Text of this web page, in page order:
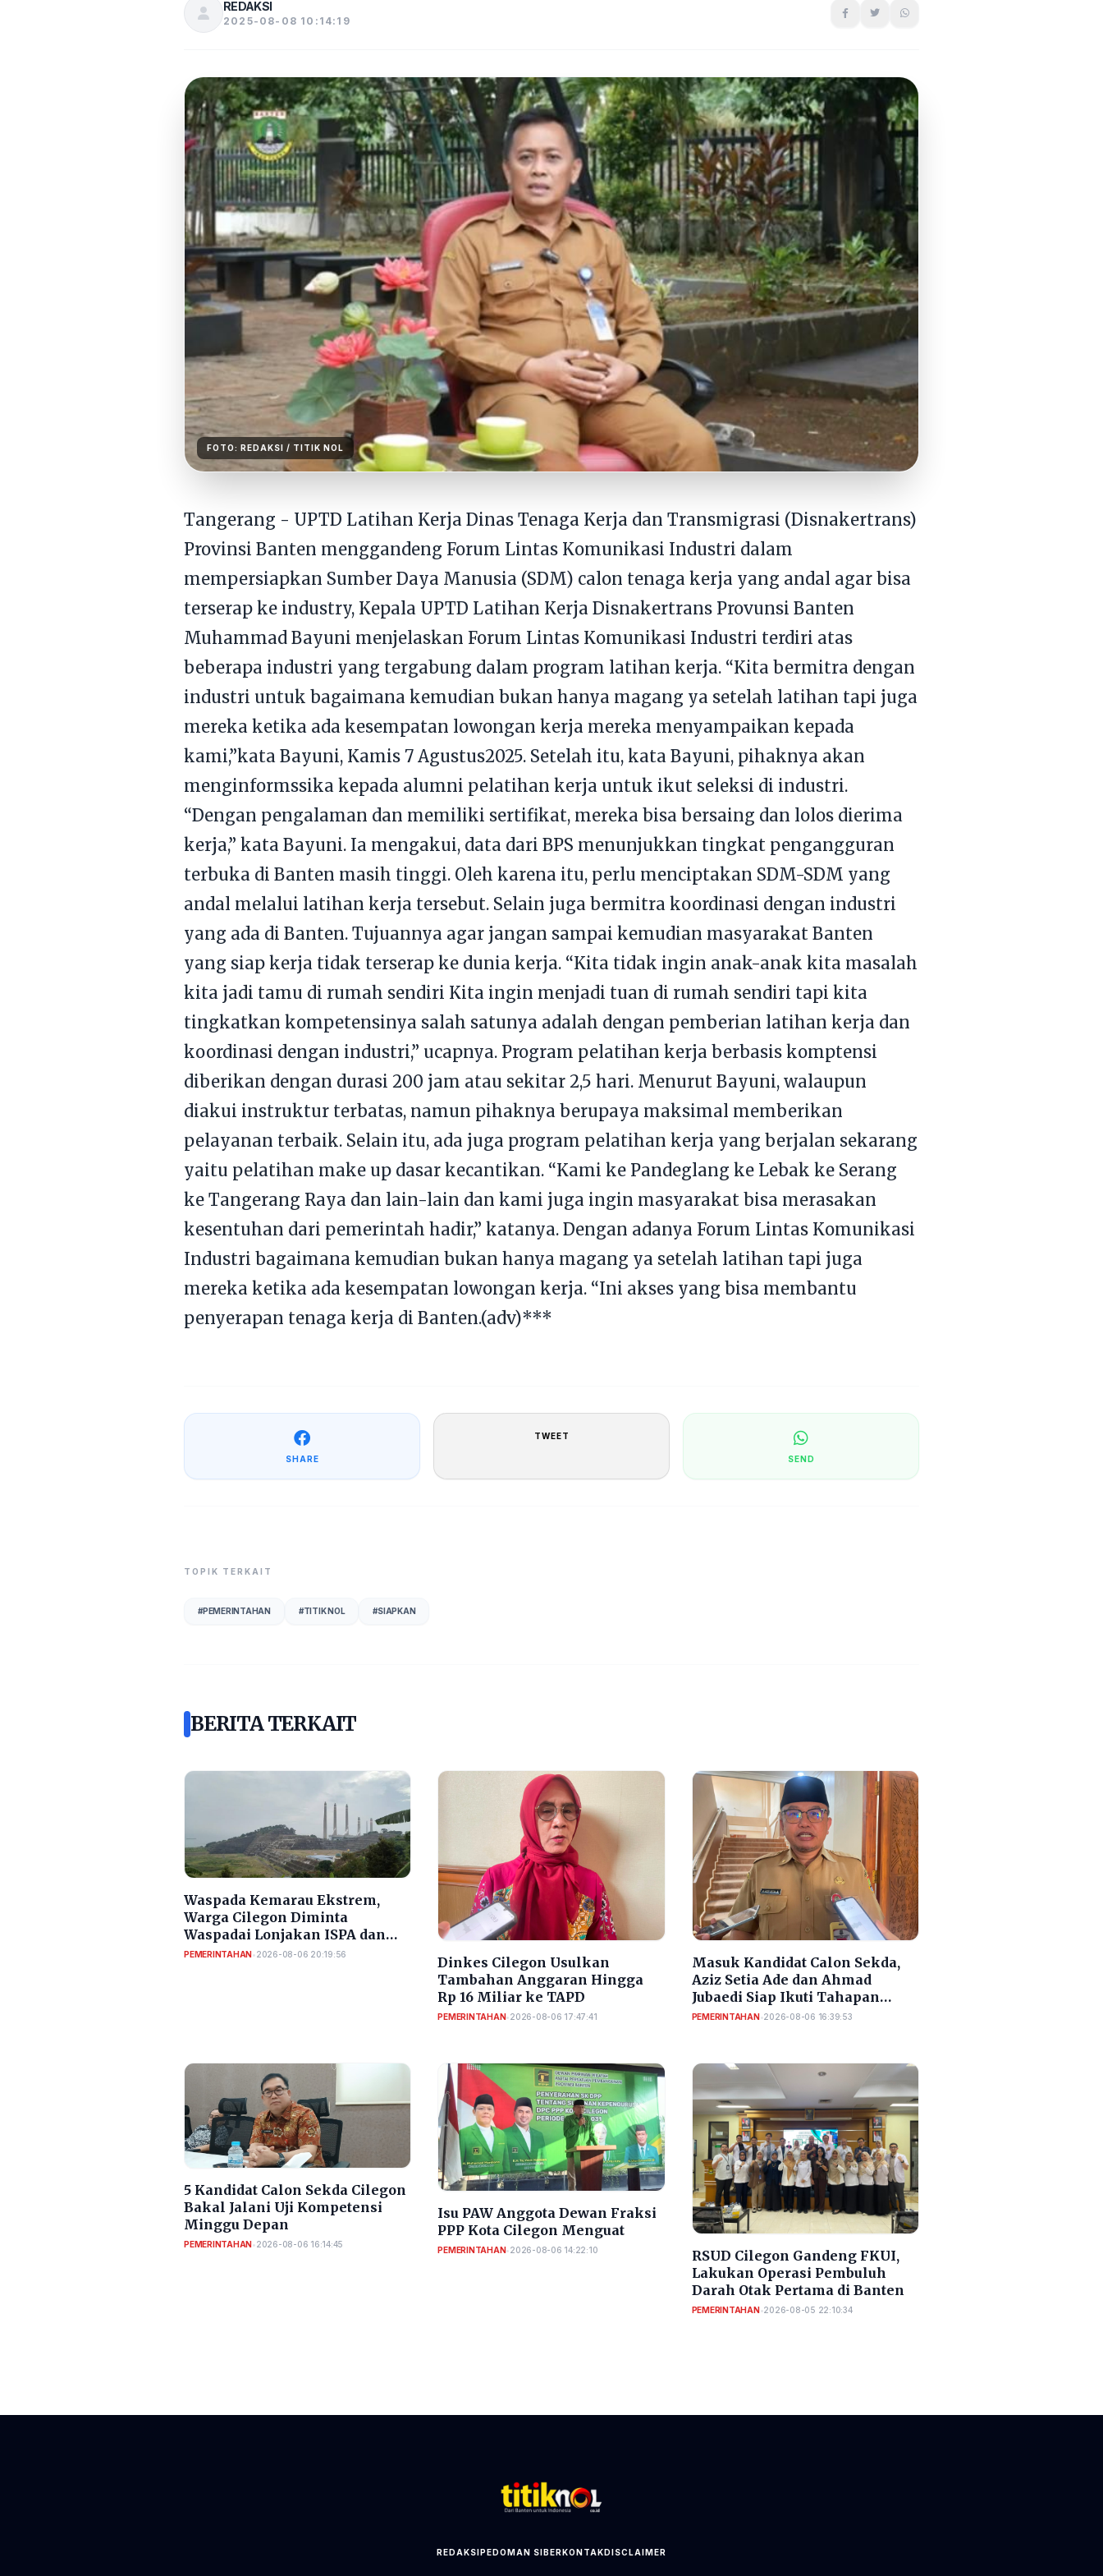
REDAKSI
2025-08-08 10:14:19
FOTO: REDAKSI / TITIK NOL
Tangerang - UPTD Latihan Kerja Dinas Tenaga Kerja dan Transmigrasi (Disnakertrans)
Provinsi Banten menggandeng Forum Lintas Komunikasi Industri dalam
mempersiapkan Sumber Daya Manusia (SDM) calon tenaga kerja yang andal agar bisa
terserap ke industry, Kepala UPTD Latihan Kerja Disnakertrans Provunsi Banten
Muhammad Bayuni menjelaskan Forum Lintas Komunikasi Industri terdiri atas
beberapa industri yang tergabung dalam program latihan kerja. “Kita bermitra dengan
industri untuk bagaimana kemudian bukan hanya magang ya setelah latihan tapi juga
mereka ketika ada kesempatan lowongan kerja mereka menyampaikan kepada
kami,”kata Bayuni, Kamis 7 Agustus2025. Setelah itu, kata Bayuni, pihaknya akan
menginformssika kepada alumni pelatihan kerja untuk ikut seleksi di industri.
“Dengan pengalaman dan memiliki sertifikat, mereka bisa bersaing dan lolos dierima
kerja,” kata Bayuni. Ia mengakui, data dari BPS menunjukkan tingkat pengangguran
terbuka di Banten masih tinggi. Oleh karena itu, perlu menciptakan SDM-SDM yang
andal melalui latihan kerja tersebut. Selain juga bermitra koordinasi dengan industri
yang ada di Banten. Tujuannya agar jangan sampai kemudian masyarakat Banten
yang siap kerja tidak terserap ke dunia kerja. “Kita tidak ingin anak-anak kita masalah
kita jadi tamu di rumah sendiri Kita ingin menjadi tuan di rumah sendiri tapi kita
tingkatkan kompetensinya salah satunya adalah dengan pemberian latihan kerja dan
koordinasi dengan industri,” ucapnya. Program pelatihan kerja berbasis komptensi
diberikan dengan durasi 200 jam atau sekitar 2,5 hari. Menurut Bayuni, walaupun
diakui instruktur terbatas, namun pihaknya berupaya maksimal memberikan
pelayanan terbaik. Selain itu, ada juga program pelatihan kerja yang berjalan sekarang
yaitu pelatihan make up dasar kecantikan. “Kami ke Pandeglang ke Lebak ke Serang
ke Tangerang Raya dan lain-lain dan kami juga ingin masyarakat bisa merasakan
kesentuhan dari pemerintah hadir,” katanya. Dengan adanya Forum Lintas Komunikasi
Industri bagaimana kemudian bukan hanya magang ya setelah latihan tapi juga
mereka ketika ada kesempatan lowongan kerja. “Ini akses yang bisa membantu
penyerapan tenaga kerja di Banten.(adv)***
SHARE
TWEET
SEND
TOPIK TERKAIT
#PEMERINTAHAN #TITIK NOL #SIAPKAN
BERITA TERKAIT
Waspada Kemarau Ekstrem,
Warga Cilegon Diminta
Waspadai Lonjakan ISPA dan
Diare
PEMERINTAHAN •2026-08-06 20:19:56
Dinkes Cilegon Usulkan
Tambahan Anggaran Hingga
Rp 16 Miliar ke TAPD
PEMERINTAHAN•2026-08-06 17:47:41
Masuk Kandidat Calon Sekda,
Aziz Setia Ade dan Ahmad
Jubaedi Siap Ikuti Tahapan
Seleksi Sekda Cilegon
PEMERINTAHAN •2026-08-06 16:39:53
5 Kandidat Calon Sekda Cilegon
Bakal Jalani Uji Kompetensi
Minggu Depan
PEMERINTAHAN •2026-08-06 16:14:45
Isu PAW Anggota Dewan Fraksi
PPP Kota Cilegon Menguat
PEMERINTAHAN•2026-08-06 14:22:10
RSUD Cilegon Gandeng FKUI,
Lakukan Operasi Pembuluh
Darah Otak Pertama di Banten
PEMERINTAHAN•2026-08-05 22:10:34
REDAKSIPEDOMAN SIBERKONTAKDISCLAIMER